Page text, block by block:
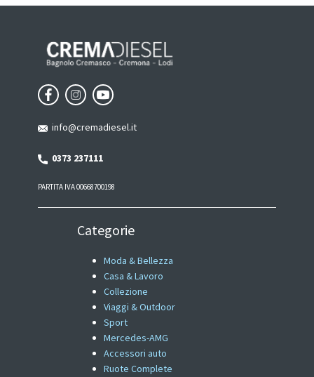
info@cremadiesel.it
0373 237111
PARTITA IVA 00668700198
Categorie
Moda & Bellezza
Casa & Lavoro
Collezione
Viaggi & Outdoor
Sport
Mercedes-AMG
Accessori auto
Ruote Complete